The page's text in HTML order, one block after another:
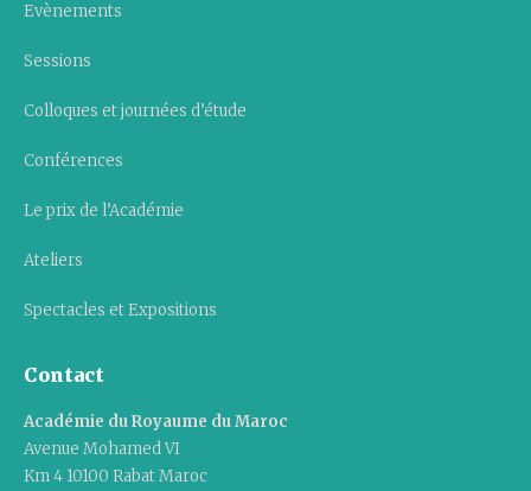
Evènements
Sessions
Colloques et journées d’étude
Conférences
Le prix de l’Académie
Ateliers
Spectacles et Expositions
Contact
Académie du Royaume du Maroc
Avenue Mohamed VI
Km 4 10100 Rabat Maroc